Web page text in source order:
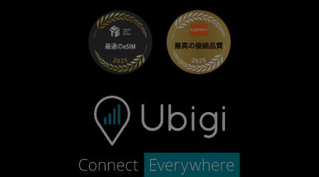
トラブルシューティング
ヘルプセンター
お問い合わせ先